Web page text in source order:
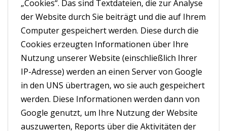
„Cookies“. Das sind Textdateien, die zur Analyse
der Website durch Sie beiträgt und die auf Ihrem
Computer gespeichert werden. Diese durch die
Cookies erzeugten Informationen über Ihre
Nutzung unserer Website (einschließlich Ihrer
IP-Adresse) werden an einen Server von Google
in den UNS übertragen, wo sie auch gespeichert
werden. Diese Informationen werden dann von
Google genutzt, um Ihre Nutzung der Website
auszuwerten, Reports über die Aktivitäten der